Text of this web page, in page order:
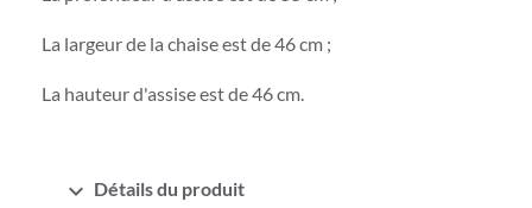
La largeur de la chaise est de 46 cm ;
La hauteur d'assise est de 46 cm.
expand_more Détails du produit